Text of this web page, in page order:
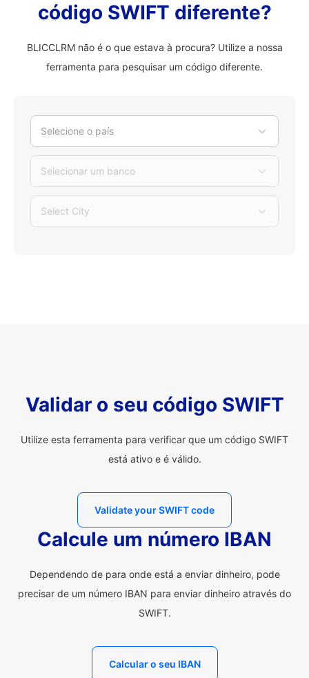
código SWIFT diferente?
BLICCLRM não é o que estava à procura? Utilize a nossa
ferramenta para pesquisar um código diferente.
Selecione o país
Selecionar um banco
Select City
Validar o seu código SWIFT
Utilize esta ferramenta para verificar que um código SWIFT
está ativo e é válido.
Validate your SWIFT code
Calcule um número IBAN
Dependendo de para onde está a enviar dinheiro, pode
precisar de um número IBAN para enviar dinheiro através do
SWIFT.
Calcular o seu IBAN